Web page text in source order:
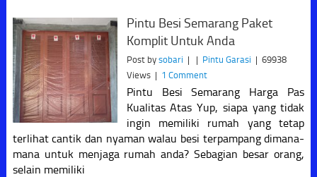
Pintu Besi Semarang Paket
Komplit Untuk Anda
Post by sobari | | Pintu Garasi | 69938
Views | 1 Comment
Pintu Besi Semarang Harga Pas
Kualitas Atas Yup, siapa yang tidak
ingin memiliki rumah yang tetap
terlihat cantik dan nyaman walau besi terpampang dimana-
mana untuk menjaga rumah anda? Sebagian besar orang,
selain memiliki